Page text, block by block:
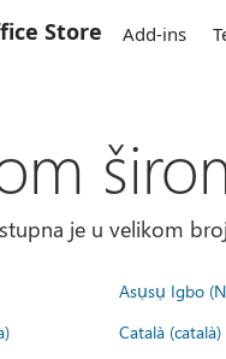
Store Add-ins
je u velikom
Asụsụ Igbo
Català (català)